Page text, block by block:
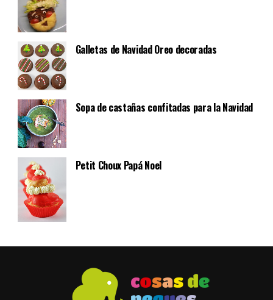
Galletas de Navidad Oreo decoradas
Sopa de castañas confitadas para la Navidad
Petit Choux Papá Noel